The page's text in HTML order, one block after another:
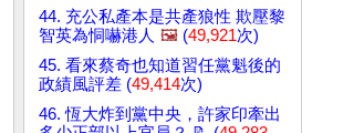
44. 充公私產本是共產狼性 欺壓黎
智英為恫嚇港人 🖼️ (49,921次)
45. 看來蔡奇也知道習任黨魁後的
政績風評差 (49,414次)
46. 恆大炸到黨中央，許家印牽出